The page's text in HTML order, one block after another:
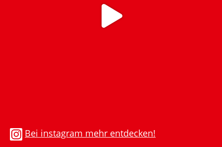
Bei instagram mehr entdecken!